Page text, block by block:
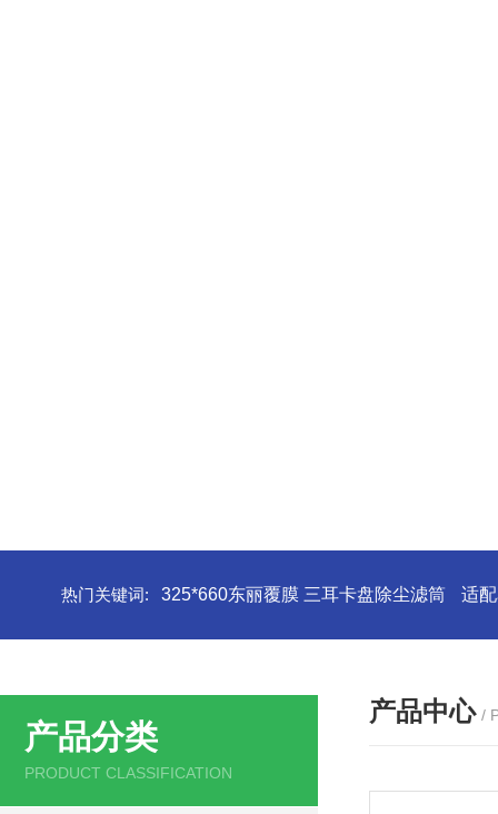
热门关键词: 325*660东丽覆膜 三耳卡盘除尘滤筒 适
产品分类
PRODUCT CLASSIFICATION
产品中心 /